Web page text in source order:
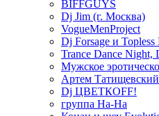
BIFFGUYS
Dj Jim (г. Москва)
VogueMenProject
Dj Forsage и
Trance Dance Night,
Мужское
Артем Татищевский
Dj ЦВЕТКOFF!
группа На-На